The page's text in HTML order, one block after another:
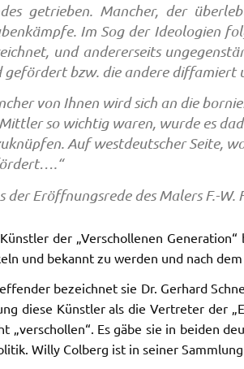
getrieben. Mancher, der
Im Sog der Ideologien
und andererseits
gefördert bzw. die andere
von Ihnen wird sich an die
so wichtig waren, wurde es
Auf westdeutscher Seite,
der Eröffnungsrede des Malers F.-
der „Verschollenen
und bekannt zu werden und nach
bezeichnet sie Dr. Gerhard
diese Künstler als die Vertreter der
„verschollen“. Es gäbe sie in beiden
Willy Colberg ist in seiner